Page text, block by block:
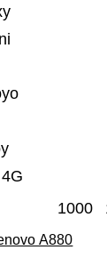
1000
A880